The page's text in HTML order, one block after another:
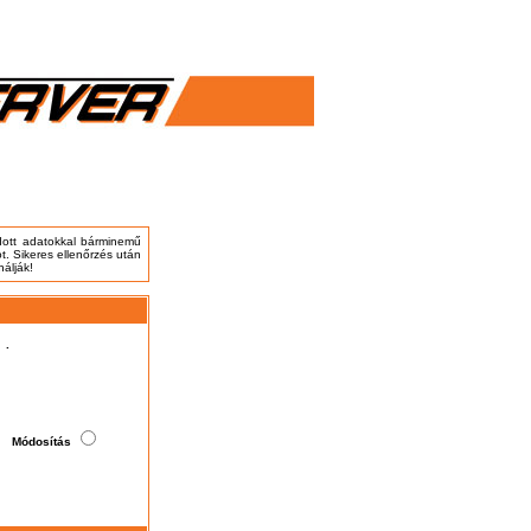
adatokkal bárminemű
Sikeres ellenőrzés után
Módosítás